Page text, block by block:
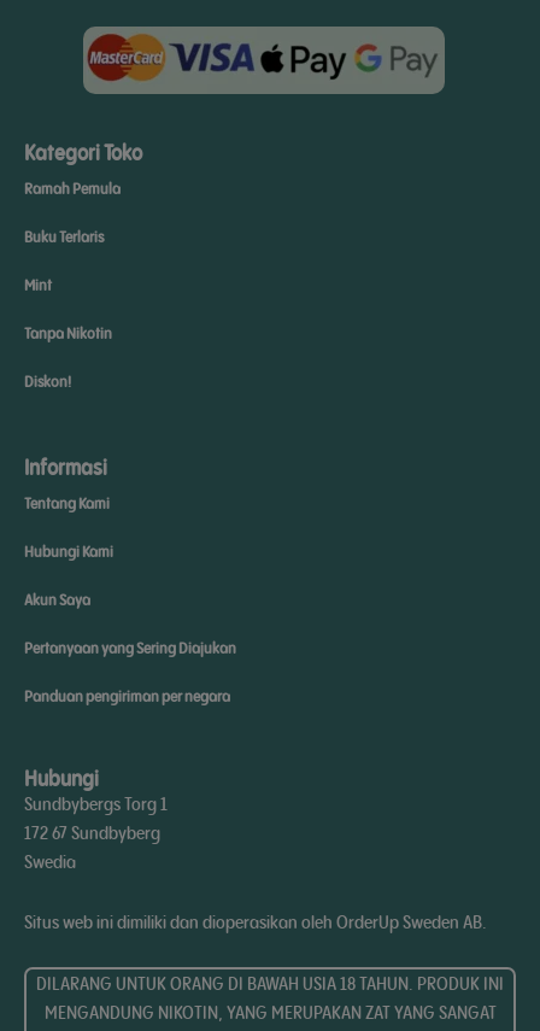
Kategori Toko
Ramah Pemula
Buku Terlaris
Mint
Tanpa Nikotin
Diskon!
Informasi
Tentang Kami
Hubungi Kami
Akun Saya
Pertanyaan yang Sering Diajukan
Panduan pengiriman per negara
Hubungi
Sundbybergs Torg 1
172 67 Sundbyberg
Swedia
Situs web ini dimiliki dan dioperasikan oleh OrderUp Sweden AB.
DILARANG UNTUK ORANG DI BAWAH USIA 18 TAHUN. PRODUK INI
MENGANDUNG NIKOTIN, YANG MERUPAKAN ZAT YANG SANGAT